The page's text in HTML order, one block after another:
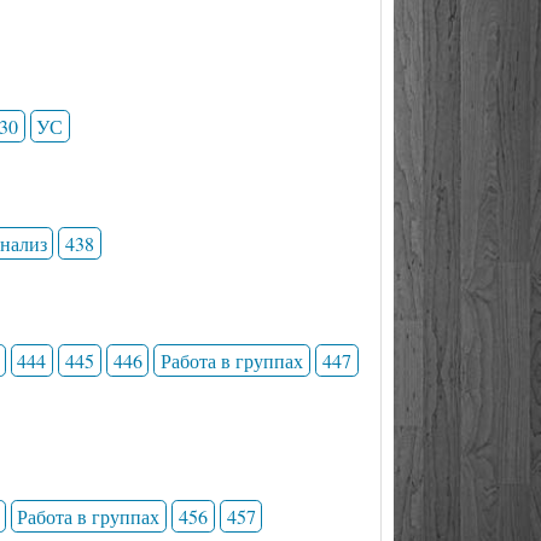
УС
438
444 445 446 Работа в группах 447
Работа в группах 456 457